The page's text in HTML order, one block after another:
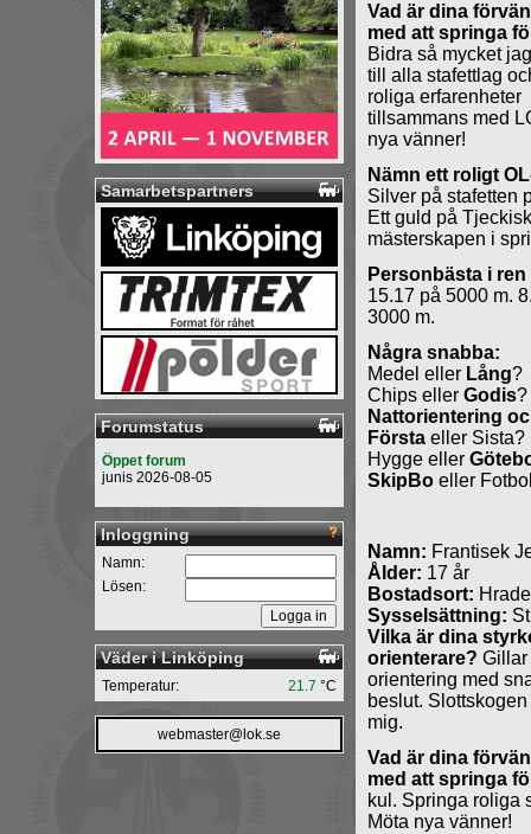
Samarbetspartners
Forumstatus
Öppet forum
junis 2026-08-05
Inloggning
Namn:
Lösen:
Väder i Linköping
21.7 °C
Temperatur:
webmaster@lok.se
Vad är dina
med att springa
Bidra så mycket
till alla stafettlag
roliga erfarenheter
tillsammans med
nya vänner!
Nämn ett roligt
Silver på stafetten
Ett guld på
mästerskapen i
Personbästa i
15.17 på 5000 m.
3000 m.
Några snabba:
Medel eller Lång?
Chips eller Godis?
Nattorientering
Första eller Sista?
Hygge eller
SkipBo eller
Namn: Frantisek
Ålder: 17 år
Bostadsort:
Sysselsättning:
Vilka är dina
orienterare? Gillar
orientering med
beslut.
mig.
Vad är dina
med att springa
kul. Springa roliga
Möta nya vänner!